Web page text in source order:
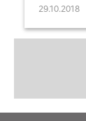
29.10.2018